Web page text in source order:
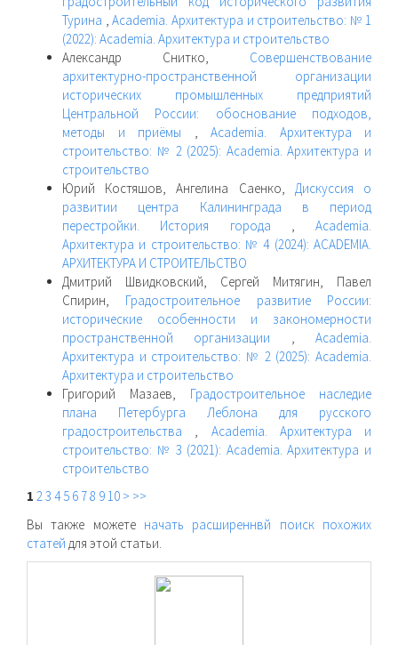
Турина ,Academia. Архитектура и строительство: № 1
(2022): Academia. Архитектура и строительство
Александр Снитко, Совершенствование
архитектурно-пространственной организации
исторических промышленных предприятий
Центральной России: обоснование подходов,
методы и приёмы , Academia. Архитектура и
строительство: № 2 (2025): Academia. Архитектура и
строительство
Юрий Костяшов, Ангелина Саенко, Дискуссия о
развитии центра Калининграда в период
перестройки. История города , Academia.
Архитектура и строительство: № 4 (2024): ACADEMIA.
АРХИТЕКТУРА И СТРОИТЕЛЬСТВО
Дмитрий Швидковский, Сергей Митягин, Павел
Спирин, Градостроительное развитие России:
исторические особенности и закономерности
пространственной организации ,Academia.
Архитектура и строительство: № 2 (2025): Academia.
Архитектура и строительство
Григорий Мазаев, Градостроительное наследие
плана Петербурга Леблона для русского
градостроительства , Academia. Архитектура и
строительство: № 3 (2021): Academia. Архитектура и
строительство
1 23 4 5 6 78 9 10 > >>
Вы также можете начать расширеннвй поиск похожих
статей для этой статьи.